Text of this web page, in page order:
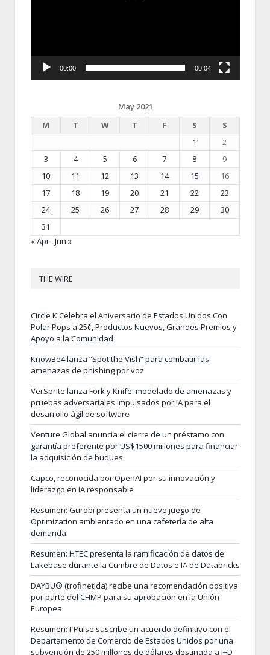
00:00 00:04
May 2021
M
T W T F S
S
1
2
3
4 5 6 7 8
9
10
11 12 13 14 15
16
17
18 19 20 21 22
23
24
25 26 27 28 29
30
31
« Apr Jun »
THE WIRE
Circle K Celebra el Aniversario de Estados Unidos Con
Polar Pops a 25¢, Productos Nuevos, Grandes Premios y
Apoyo a la Comunidad
KnowBe4 lanza “Spot the Vish” para combatir las
amenazas de phishing por voz
VerSprite lanza Fork y Knife: modelado de amenazas y
pruebas adversariales impulsados por IA para el
desarrollo ágil de software
Venture Global anuncia el cierre de un préstamo con
garantía preferente por US$1500 millones para financiar
la adquisición de buques
Capco, reconocida por OpenAI por su innovación y
liderazgo en IA responsable
Resumen: Gurobi presenta un nuevo juego de
Optimization ambientado en una cafetería de alta
demanda
Resumen: HTEC presenta la ramificación de datos de
Lakebase durante la Cumbre de Datos e IA de Databricks
DAYBU® (trofinetida) recibe una recomendación positiva
por parte del CHMP para su aprobación en la Unión
Europea
Resumen: I-Pulse suscribe un acuerdo definitivo con el
Departamento de Comercio de Estados Unidos por una
subvención de 250 millones de dólares destinada a I+D